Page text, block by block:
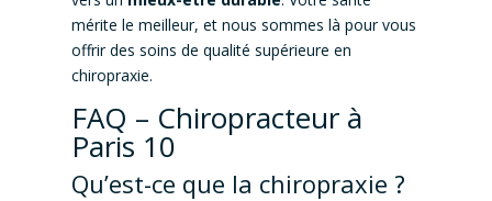
mérite le meilleur, et nous sommes là pour vous
offrir des soins de qualité supérieure en
chiropraxie.
FAQ – Chiropracteur à
Paris 10
Qu’est-ce que la chiropraxie ?